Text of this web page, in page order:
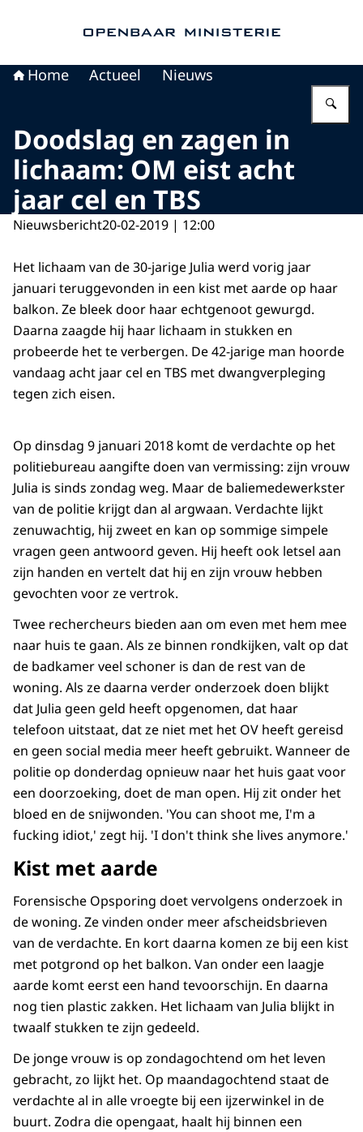
Home Actueel Nieuws
Doodslag en zagen in
lichaam: OM eist acht
jaar cel en TBS
Nieuwsbericht20-02-2019 | 12:00
Het lichaam van de 30-jarige Julia werd vorig jaar
januari teruggevonden in een kist met aarde op haar
balkon. Ze bleek door haar echtgenoot gewurgd.
Daarna zaagde hij haar lichaam in stukken en
probeerde het te verbergen. De 42-jarige man hoorde
vandaag acht jaar cel en TBS met dwangverpleging
tegen zich eisen.
Op dinsdag 9 januari 2018 komt de verdachte op het
politiebureau aangifte doen van vermissing: zijn vrouw
Julia is sinds zondag weg. Maar de baliemedewerkster
van de politie krijgt dan al argwaan. Verdachte lijkt
zenuwachtig, hij zweet en kan op sommige simpele
vragen geen antwoord geven. Hij heeft ook letsel aan
zijn handen en vertelt dat hij en zijn vrouw hebben
gevochten voor ze vertrok.
Twee rechercheurs bieden aan om even met hem mee
naar huis te gaan. Als ze binnen rondkijken, valt op dat
de badkamer veel schoner is dan de rest van de
woning. Als ze daarna verder onderzoek doen blijkt
dat Julia geen geld heeft opgenomen, dat haar
telefoon uitstaat, dat ze niet met het OV heeft gereisd
en geen social media meer heeft gebruikt. Wanneer de
politie op donderdag opnieuw naar het huis gaat voor
een doorzoeking, doet de man open. Hij zit onder het
bloed en de snijwonden. 'You can shoot me, I'm a
fucking idiot,' zegt hij. 'I don't think she lives anymore.'
Kist met aarde
Forensische Opsporing doet vervolgens onderzoek in
de woning. Ze vinden onder meer afscheidsbrieven
van de verdachte. En kort daarna komen ze bij een kist
met potgrond op het balkon. Van onder een laagje
aarde komt eerst een hand tevoorschijn. En daarna
nog tien plastic zakken. Het lichaam van Julia blijkt in
twaalf stukken te zijn gedeeld.
De jonge vrouw is op zondagochtend om het leven
gebracht, zo lijkt het. Op maandagochtend staat de
verdachte al in alle vroegte bij een ijzerwinkel in de
buurt. Zodra die opengaat, haalt hij binnen een